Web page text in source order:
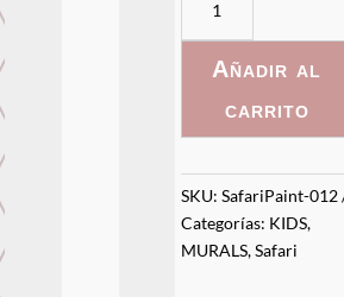
cantidad
Añadir al
carrito
SKU:SafariPaint-012
Categorías: KIDS,
MURALS,Safari